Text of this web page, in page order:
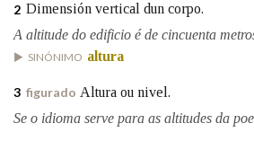
Contén
OUTRAS OPCIÓNS DE BUSCA
2 Dimensión vertical dun corpo.
A altitude do edificio é de cincuenta
SINÓNIMO altura
3 figurado Altura ou nivel.
Se o idioma serve para as altitudes da